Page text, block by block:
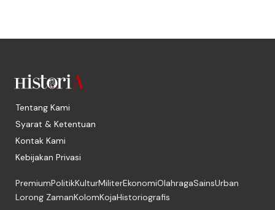
Tentang Kami
Syarat & Ketentuan
Kontak Kami
Kebijakan Privasi
PremiumPolitikKulturMiliterEkonomiOlahragaSainsUrban
Lorong ZamanKolomKojaHistoriografis